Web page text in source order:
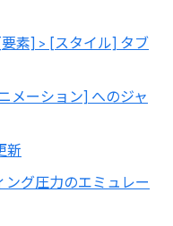
素] > [スタイル] タブ
メーション] へのジャ
新
ング圧力のエミュレー